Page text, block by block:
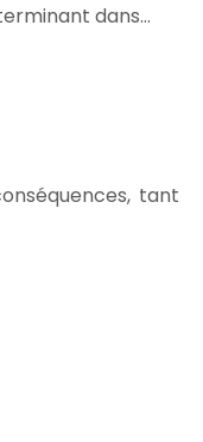
dans…
tant